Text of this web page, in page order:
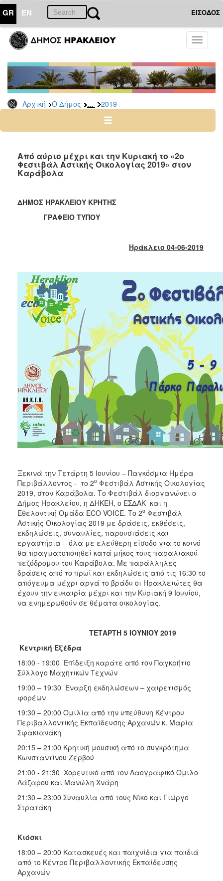
GR EN ΕΙΣΟΔΟΣ
Toggle
Αρχική Ο Δήμος ... 2019
ΔΗΜΟΣ
Δελτία
Τύπου
Αρχείο
2026
2024
2022
2021
2015
2013
2012
2011
2010
ΤΟΠΟΣ
ΠΟΛΙΤΙΣΜΟΣ
Από αύριο μέχρι και την Κυριακή το «2ο
Φεστιβάλ Αστικής Οικολογίας 2019» στον
Καράβολα
ΔΗΜΟΣ ΗΡΑΚΛΕΙΟΥ ΚΡΗΤΗΣ
ΓΡΑΦΕΙΟ ΤΥΠΟΥ
Ηράκλειο 04-06-2019
Ξεκινά την Τετάρτη 5 Ιουνίου – Παγκόσμια Ημέρα
Περιβάλλοντος - το 2ο Φεστιβάλ Αστικής Οικολογίας
2019, στον Καράβολα. Το Φεστιβάλ διοργανώνει ο
Δήμος Ηρακλείου, η ΔΗΚΕΗ, ο ΕΣΔΑΚ και η
Εθελοντική Ομάδα ECO VOICE. Το 2ο Φεστιβάλ
Αστικής Οικολογίας 2019 με δράσεις, εκθέσεις,
εκδηλώσεις, συναυλίες, παρουσιάσεις και
εργαστήρια – όλα με ελεύθερη είσοδο για το κοινό-
θα πραγματοποιηθεί κατά μήκος τους παραλιακού
πεζόδρομου του Καράβολα. Με παράλληλες
δράσεις από το πρωί και εκδηλώσεις από τις 16:30 το
απόγευμα μέχρι αργά το βράδυ οι Ηρακλειώτες θα
έχουν την ευκαιρία μέχρι και την Κυριακή 9 Ιουνίου,
να ενημερωθούν σε θέματα οικολογίας.
ΤΕΤΑΡΤΗ 5 ΙΟΥΝΙΟΥ 2019
Κεντρική Εξέδρα
18:00 - 19:00 Επίδειξη καράτε από τον Παγκρήτιο
Σύλλογο Μαχητικών Τεχνών
19:00 – 19:30 Έναρξη εκδηλώσεων – χαιρετισμός
φορέων
19:30 – 20:00 Ομιλία από την υπεύθυνη Κέντρου
Περιβαλλοντικής Εκπαίδευσης Αρχανών κ. Μαρία
Σφακιανάκη
20:15 – 21:00 Κρητική μουσική από το συγκρότημα
Κωνσταντίνου Ζερβού
21:00 - 21:30 Χορευτικό από τον Λαογραφικό Όμιλο
Λάζαρου και Μανώλη Χνάρη
21:30 – 23:00 Συναυλία από τους Νίκο και Γιώργο
Στρατάκη
Κιόσκι
18:00 – 20:00 Κατασκευές και παιχνίδια για παιδιά
από το Κέντρο Περιβαλλοντικής Εκπαίδευσης
Αρχανών